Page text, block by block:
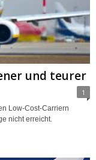
und teurer
1
Low-Cost-Carriern
nicht erreicht.